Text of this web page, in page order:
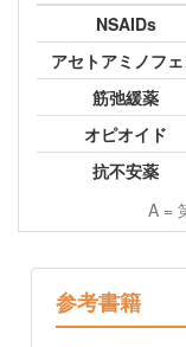
A =
NSAIDs
アセトアミノフ
筋弛緩薬
オピオイド
抗不安薬
参考書籍